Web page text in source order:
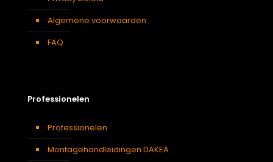
Algemene voorwaarden
FAQ
Professionelen
Professionelen
Montagehandleidingen DAKEA